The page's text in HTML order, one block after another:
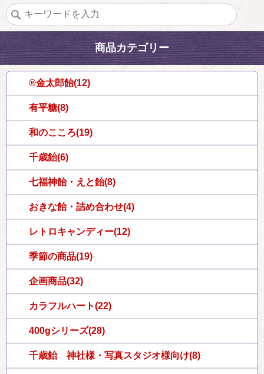
商品カテゴリー
®金太郎飴(12)
有平糖(8)
和のこころ(19)
千歳飴(6)
七福神飴・えと飴(8)
おきな飴・詰め合わせ(4)
レトロキャンディー(12)
季節の商品(19)
企画商品(32)
カラフルハート(22)
400gシリーズ(28)
千歳飴 神社様・写真スタジオ様向け(8)